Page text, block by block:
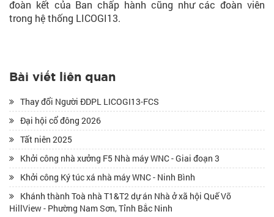
đoàn kết của Ban chấp hành cũng như các đoàn viên
trong hệ thống LICOGI13.
Bài viết liên quan
Thay đổi Người ĐDPL LICOGI13-FCS
Đại hội cổ đông 2026
Tất niên 2025
Khởi công nhà xưởng F5 Nhà máy WNC - Giai đoạn 3
Khởi công Ký túc xá nhà máy WNC - Ninh Bình
Khánh thành Toà nhà T1&T2 dự án Nhà ở xã hội Quế Võ
HillView - Phường Nam Sơn, Tỉnh Bắc Ninh